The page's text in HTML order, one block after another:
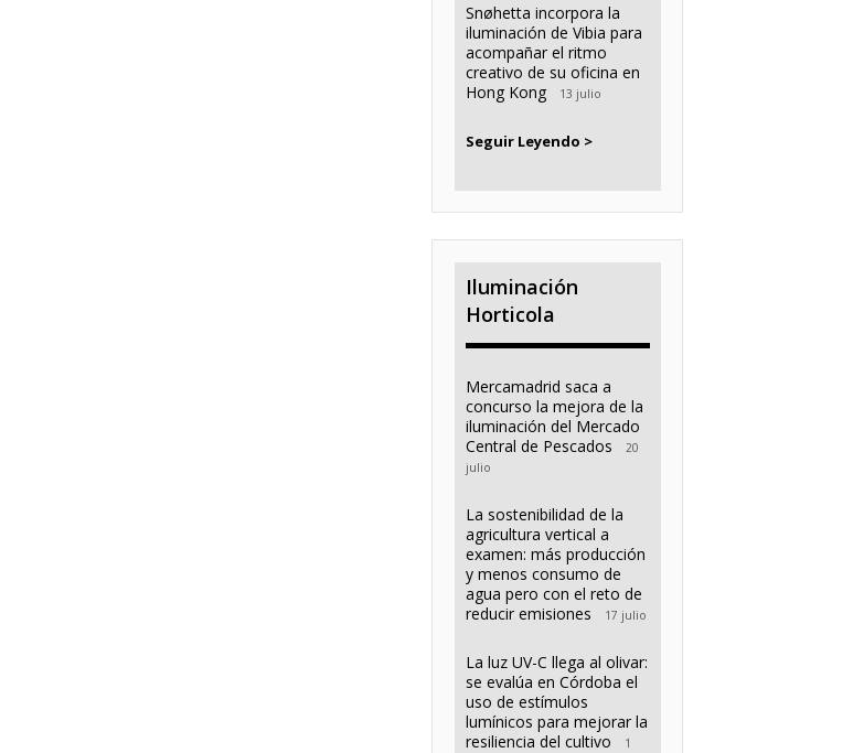
Snøhetta incorpora la
iluminación de Vibia para
acompañar el ritmo
creativo de su oficina en
Hong Kong
13 julio
Seguir Leyendo >
Iluminación
Horticola
Mercamadrid saca a
concurso la mejora de la
iluminación del Mercado
Central de Pescados
20
julio
La sostenibilidad de la
agricultura vertical a
examen: más producción
y menos consumo de
agua pero con el reto de
reducir emisiones
17 julio
La luz UV-C llega al olivar:
se evalúa en Córdoba el
uso de estímulos
lumínicos para mejorar la
resiliencia del cultivo
1